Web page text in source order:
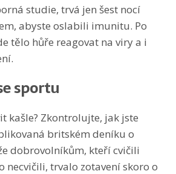
studie, trvá jen šest nocí
abyste oslabili imunitu. Po
tělo hůře reagovat na viry a i
sportu
kašle? Zkontrolujte, jak jste
britském deníku o
dobrovolníkům, kteří cvičili
necvičili, trvalo zotavení skoro o